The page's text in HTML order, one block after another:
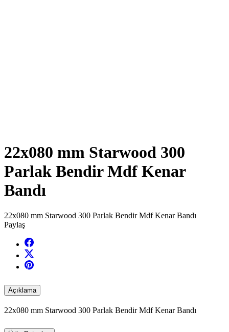
22x080 mm Starwood 300
Parlak Bendir Mdf Kenar
Bandı
22x080 mm Starwood 300 Parlak Bendir Mdf Kenar Bandı
Paylaş
Açıklama
22x080 mm Starwood 300 Parlak Bendir Mdf Kenar Bandı